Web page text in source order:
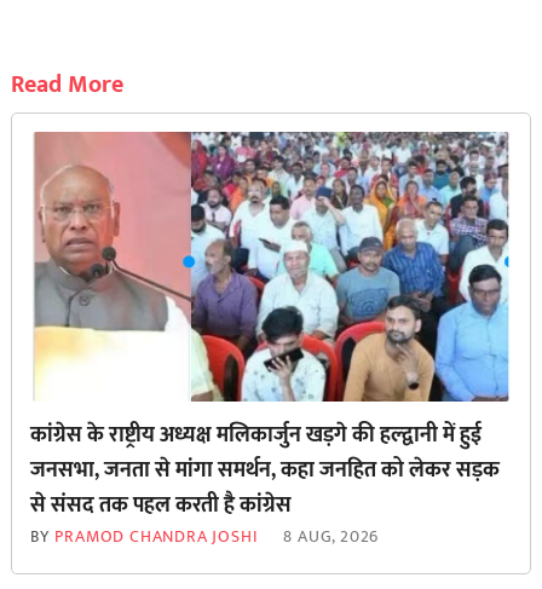
Read More
कांग्रेस के राष्ट्रीय अध्यक्ष मलिकार्जुन खड़गे की हल्द्वानी में हुई
जनसभा, जनता से मांगा समर्थन, कहा जनहित को लेकर सड़क
से ‌संसद तक पहल करती है कांग्रेस
BY PRAMOD CHANDRA JOSHI 8 AUG, 2026